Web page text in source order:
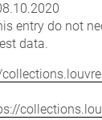
entry do not
data.